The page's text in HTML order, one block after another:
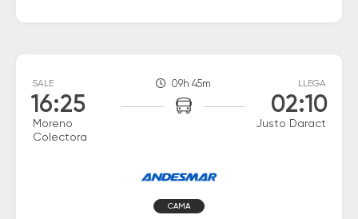
SALE
16:25
Moreno
Colectora
09h 45m LLEGA
02:10
Justo Daract
CAMA